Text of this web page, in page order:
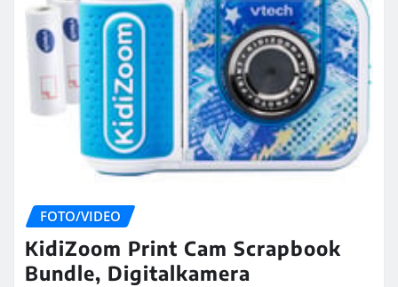
FOTO/VIDEO
KidiZoom Print Cam Scrapbook
Bundle, Digitalkamera